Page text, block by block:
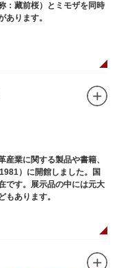
：藏前桜）とミモザを同時
あります。
3大強豪力士の谷風、小
広げられ大いに賑わいを
彩（しふけいさい）による
年に「藏前神社」へと改
軍家祈願所の一社として
表する名社のひとつに数
落語の演目にある「元
トです。
業に関する製品や書籍、
）に開館しました。国
です。展示品の中には元大
もあります。